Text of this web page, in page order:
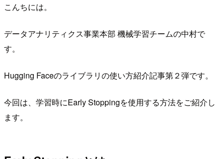
こんちには。
データアナリティクス事業本部 機械学習チームの中村で
す。
Hugging Faceのライブラリの使い方紹介記事第２弾です。
今回は、学習時にEarly Stoppingを使用する方法をご紹介し
ます。